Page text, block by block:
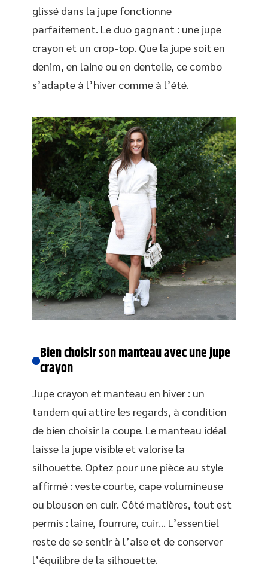
glissé dans la jupe fonctionne
parfaitement. Le duo gagnant : une jupe
crayon et un crop-top. Que la jupe soit en
denim, en laine ou en dentelle, ce combo
s’adapte à l’hiver comme à l’été.
Bien choisir son manteau avec une jupe
crayon
Jupe crayon et manteau en hiver : un
tandem qui attire les regards, à condition
de bien choisir la coupe. Le manteau idéal
laisse la jupe visible et valorise la
silhouette. Optez pour une pièce au style
affirmé : veste courte, cape volumineuse
ou blouson en cuir. Côté matières, tout est
permis : laine, fourrure, cuir… L’essentiel
reste de se sentir à l’aise et de conserver
l’équilibre de la silhouette.